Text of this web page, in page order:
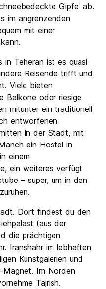
Gipfel ab.
im angrenzenden
mit einer
in Teheran ist es quasi
Reisende trifft und
Viele bieten
Balkone oder riesige
mitunter ein traditionell
entworfenen
in der Stadt, mit
ein Hostel in
einem
ein weiteres verfügt
– super, um in den
Dort findest du den
(aus der
die prächtigen
Iranshahr im lebhaften
Kunstgalerien und
Magnet. Im Norden
Tajrish.